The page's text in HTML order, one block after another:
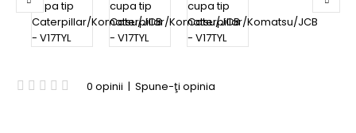
0 opinii | Spune-ţi opinia